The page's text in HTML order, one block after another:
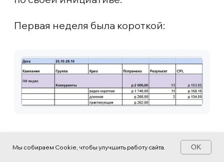
запустили 5 дублей МК
одна из них «зацепилась»
связки из РСЯ, которые показали
наилучший результат.
В конечном итоге тест провалился:
за всё время работы эти РК не было
Мы собираем Cookie, чтобы улучшить работу сайта. OK